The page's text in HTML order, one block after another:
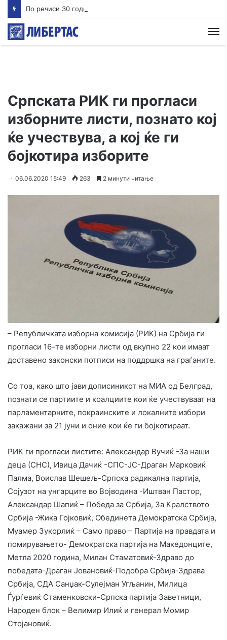
Српската РИК ги прогласи
изборните листи, познато кој
ќе учествува, а кој ќе ги
бојкотира изборите
06.06.2020 15:49 263 2 минути читање
– Републичката изборна комисија (РИК) на Србија ги
прогласи 16-те изборни листи од вкупно 22 кои имаат
доставено законски потписи на поддршка на граѓаните.
Со тоа, како што јави дописиникот на МИА од Белград,
познати се партиите и коалциите кои ќе учествуваат на
парламентарните, покраинските и локалните избори
закажани за 21 јуни и оние кои ќе ги бојкотираат.
РИК ги прогласи листите: Александар Вучиќ -За наши
деца (СНС), Ивица Дачиќ -СПС-ЈС-Драган Марковиќ
Палма, Воислав Шешељ-Српска радикална партија,
Сојузот на унгарците во Војводина -Иштван Пастор,
Александар Шапиќ – Победа за Србија, За Кралството
Србија -Жика Гојковиќ, Обединета Демократска Србија,
Муамер Зукорлиќ – Само право – Партија на правдата и
помирувањето- Демократска партија на Македонците,
Метла 2020 година, Милан Стаматовиќ-Здраво до
победата-Драган Јовановиќ-Подобра Србија-Здрава
Србија, СДА Санџак-Сулејман Угљaнин, Милица
Ѓурѓевиќ Стаменковски-Српска партија Заветници,
Народен блок – Велимир Илиќ и генерал Момир
Стојановиќ.